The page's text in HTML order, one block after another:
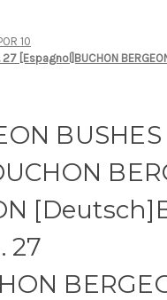
10
27 [Espagnol]BUCHON
BUSHES
27